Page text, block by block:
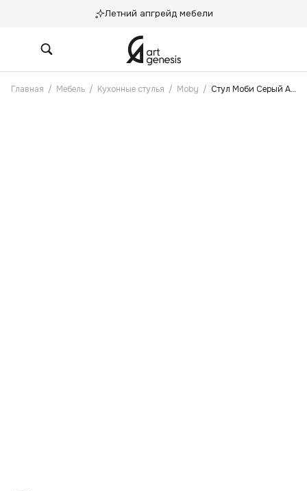
Летний апгрейд мебели
Главная / Мебель / Кухонные стулья / Moby / Стул Моби Серый Антикоготь Замшевый, Черные ножки